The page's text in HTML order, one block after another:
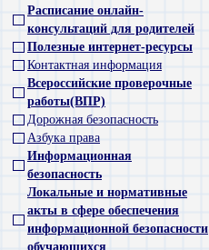
Расписание онлайн-
консультаций для родителей
Полезные интернет-ресурсы
Контактная информация
Всероссийские проверочные
работы(ВПР)
Дорожная безопасность
Азбука права
Информационная
безопасность
Локальные и нормативные
акты в сфере обеспечения
информационной безопасности
обучающихся